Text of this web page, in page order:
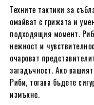
Техните тактики за
омайват с грижата и
подходящия момент.
нежност и
очароват
загадъчност. Ако
Риби, тогава бъдете
измъкне.